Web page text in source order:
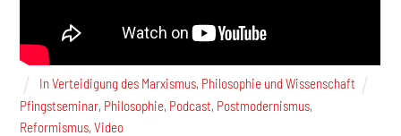
In Verteidigung des Marxismus, Philosophie und Wissenschaft
Pfingstseminar, Philosophie, Podcast, Postmodernismus,
Reformismus,Video